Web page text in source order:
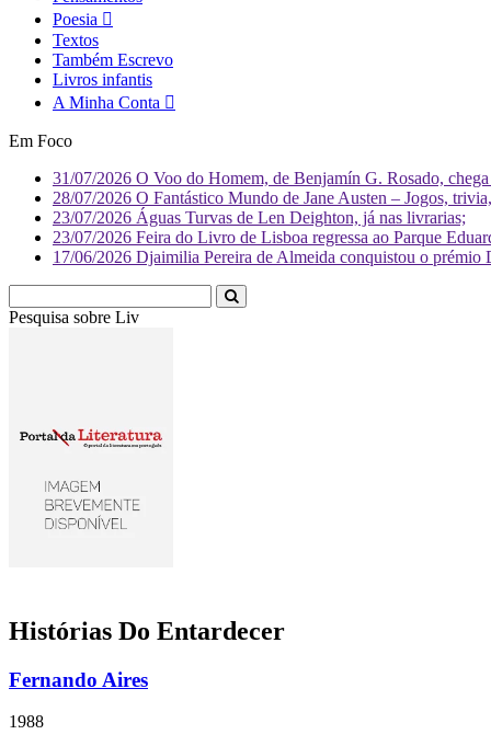
Poesia
Textos
Também Escrevo
Livros infantis
A Minha Conta
Em Foco
31/07/2026 O Voo do Homem, de Benjamín G. Rosado,
28/07/2026 O Fantástico Mundo de Jane Austen – Jogos,
23/07/2026 Águas Turvas de Len Deighton, já nas livrarias;
23/07/2026 Feira do Livro de Lisboa regressa ao Parque
17/06/2026 Djaimilia Pereira de Almeida conquistou o
Pesquisa sobre Literatura
Histórias Do Entardecer
Fernando Aires
1988